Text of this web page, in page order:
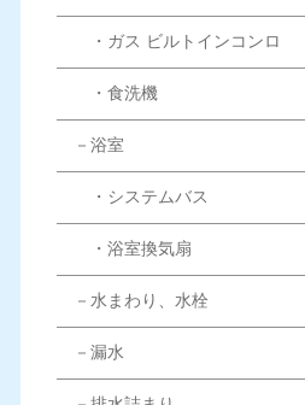
・ガス ビルトインコンロ
・食洗機
－浴室
・システムバス
・浴室換気扇
－水まわり、水栓
－漏水